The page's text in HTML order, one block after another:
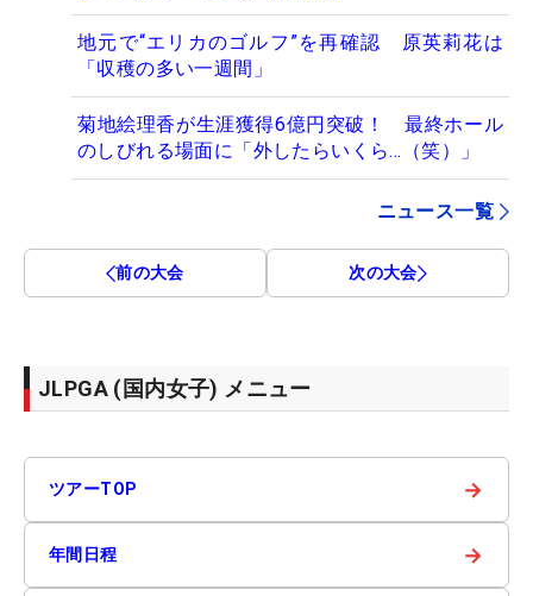
地元で“エリカのゴルフ”を再確認 原英莉花は
「収穫の多い一週間」
菊地絵理香が生涯獲得6億円突破！ 最終ホール
のしびれる場面に「外したらいくら…（笑）」
ニュース一覧
前の大会 次の大会
JLPGA (国内女子) メニュー
ツアーTOP →
年間日程 →